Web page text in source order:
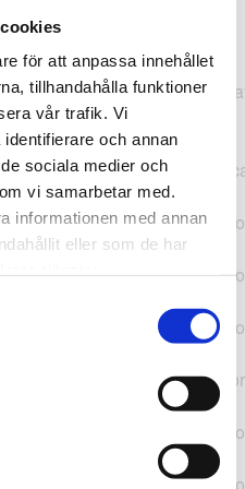
för att anpassa innehållet
tillhandahålla funktioner
vår trafik. Vi
och annan
sociala medier och
vi samarbetar med.
informationen med annan
eller som de har
is not a
_next/static/chunks/pages/
at Array.map
_next/static/chunks/pages/
at lk
_next/static/chunks/
at i
_next/static/chunks/
_next/static/chunks/
_next/static/chunks/
at uI
_next/static/chunks/
at uE
_next/static/chunks/